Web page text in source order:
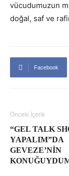
vücudumuzun
doğal, saf ve
Facebook
Önceki İçerik
“GEL TALK
YAPALIM”DA
GEVEZE’NIN